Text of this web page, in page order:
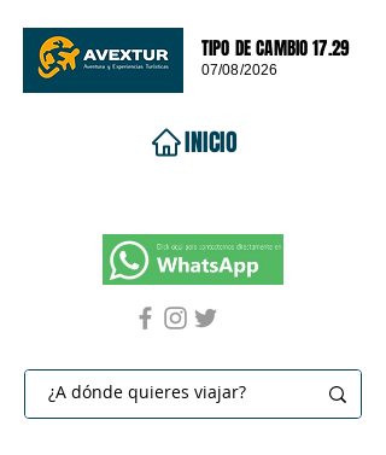
TIPO DE CAMBIO 17.29
07/08/2026
INICIO